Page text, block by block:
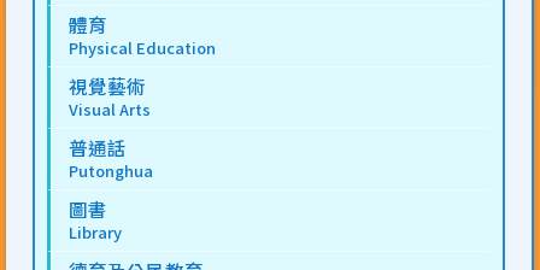
體育
Physical Education
視覺藝術
Visual Arts
普通話
Putonghua
圖書
Library